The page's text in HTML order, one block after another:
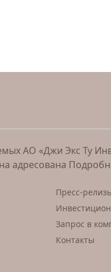
АО «Джи Экс Ту
адресована
Пресс-
Запрос в
Контакты